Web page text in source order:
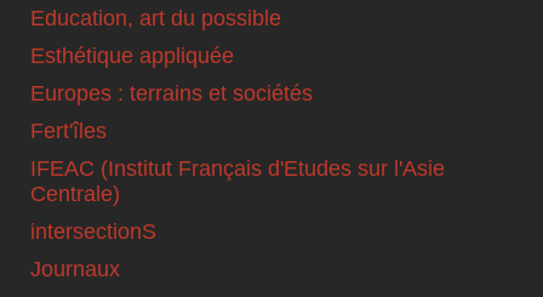
Education, art du possible
Esthétique appliquée
Europes : terrains et sociétés
Fert'îles
IFEAC (Institut Français d'Etudes sur l'Asie
Centrale)
intersectionS
Journaux